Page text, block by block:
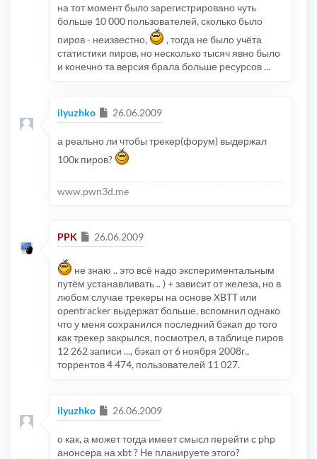
на тот момент было зарегистрировано чуть
больше 10 000 пользователей, сколько было
пиров - неизвестно,
, тогда не было учёта
статистики пиров, но несколько тысяч явно было
и конечно та версия брала больше ресурсов ...
ilyuzhko Сообщение
26.06.2009
а реально ли чтобы трекер(форум) выдержал
100к пиров?
www.pwn3d.me
PPK Сообщение
26.06.2009
не знаю .. это всё надо экспериментальным
путём устанавливать .. ) + зависит от железа, но в
любом случае трекеры на основе XBTT или
opentracker выдержат больше, вспомнил однако
что у меня сохранился последний бэкап до того
как трекер закрылся, посмотрел, в таблице пиров
12 262 записи ..., бэкап от 6 ноября 2008г.,
торрентов 4 474, пользователей 11 027.
ilyuzhko Сообщение
26.06.2009
о как, а может тогда имеет смысл перейти с php
анонсера на xbt ? Не планируете этого?